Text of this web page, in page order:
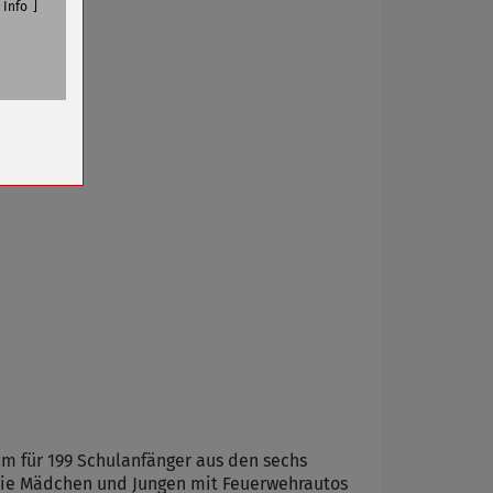
für 199 Schulanfänger aus den sechs
und Jungen mit Feuerwehrautos
Info